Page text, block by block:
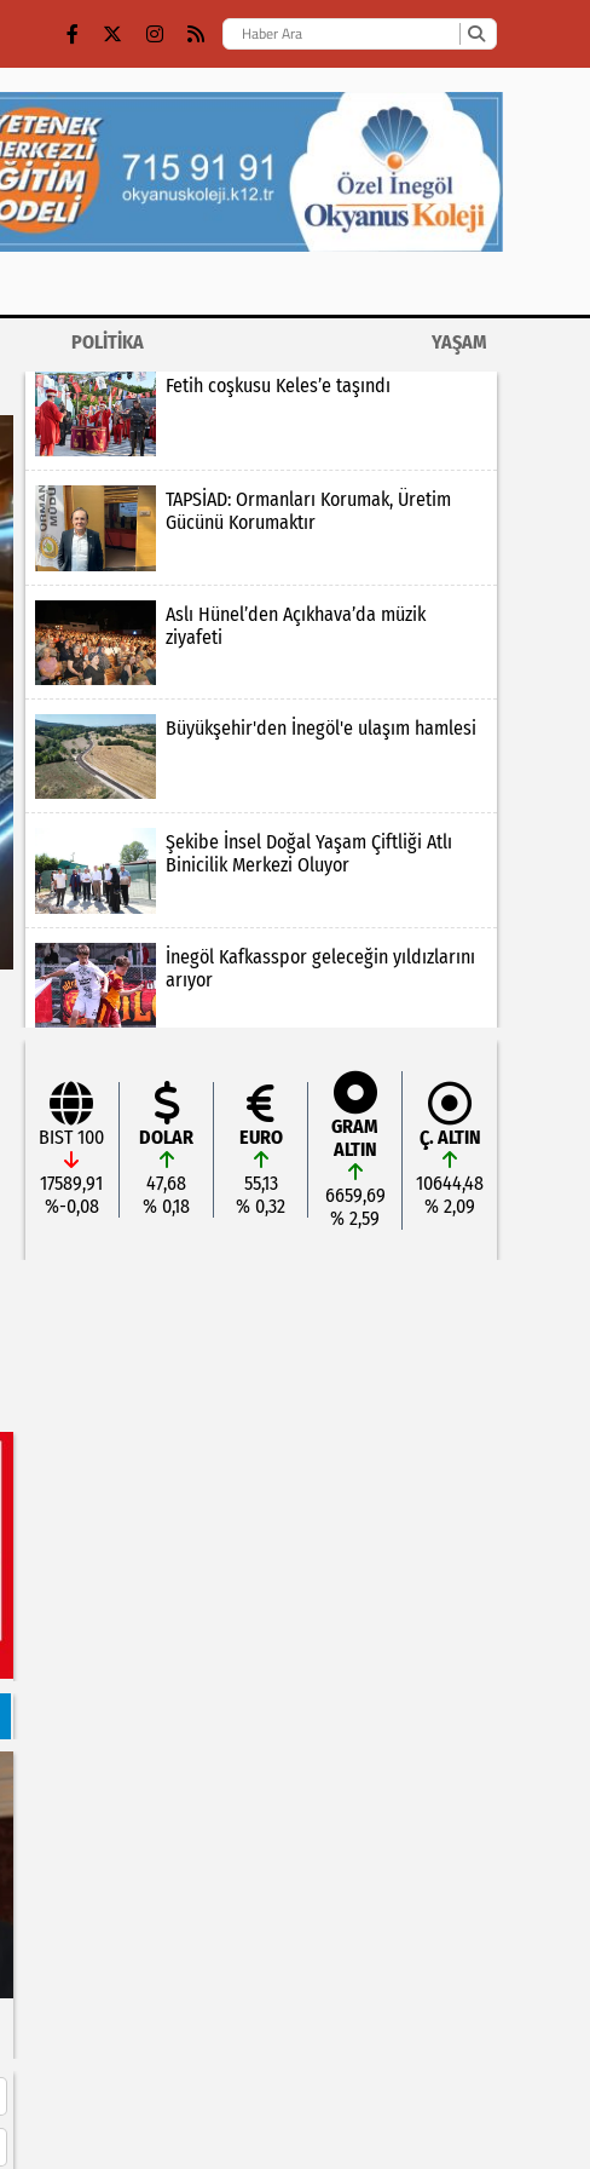
POLİTİKA
YAŞAM
Fetih coşkusu Keles’e taşındı
TAPSİAD: Ormanları Korumak, Üretim
Gücünü Korumaktır
Aslı Hünel’den Açıkhava’da müzik
ziyafeti
Büyükşehir'den İnegöl'e ulaşım hamlesi
Şekibe İnsel Doğal Yaşam Çiftliği Atlı
Binicilik Merkezi Oluyor
İnegöl Kafkasspor geleceğin yıldızlarını
arıyor
BIST 100
17589,91
%-0,08
DOLAR
47,68
% 0,18
EURO
55,13
% 0,32
GRAM
ALTIN
6659,69
% 2,59
Ç. ALTIN
10644,48
% 2,09